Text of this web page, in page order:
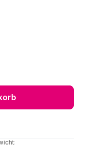
ein oder